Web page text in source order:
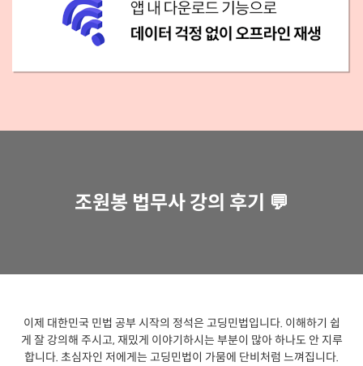
조원봉 법무사 강의 후기 💬
이제 대한민국 민법 공부 시작의 정석은 고딩민법입니다. 이해하기 쉽
게 잘 강의해 주시고, 재밌게 이야기하시는 부분이 많아 하나도 안 지루
합니다. 초심자인 저에게는 고딩민법이 가뭄에 단비처럼 느껴집니다.